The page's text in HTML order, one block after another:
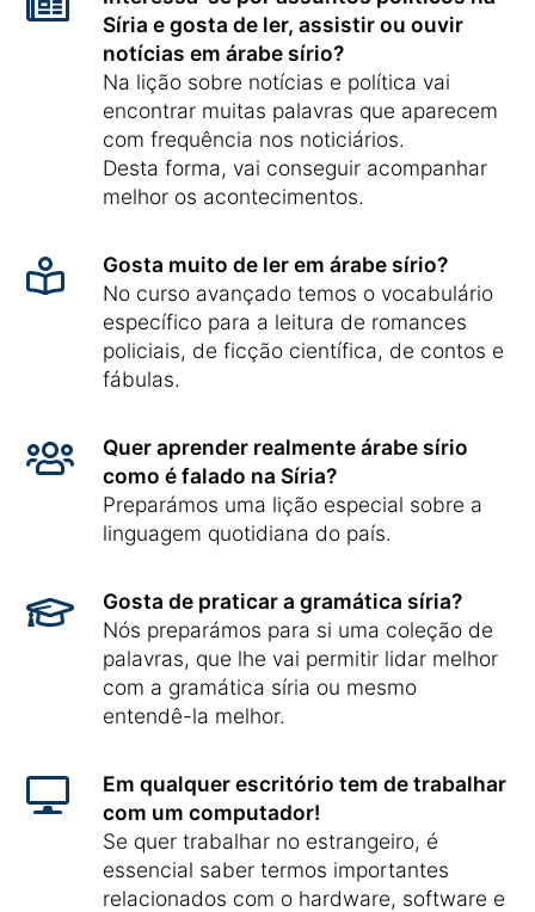
Síria e gosta de ler, assistir ou ouvir
notícias em árabe sírio?
Na lição sobre notícias e política vai
encontrar muitas palavras que aparecem
com frequência nos noticiários.
Desta forma, vai conseguir acompanhar
melhor os acontecimentos.
Gosta muito de ler em árabe sírio?
No curso avançado temos o vocabulário
específico para a leitura de romances
policiais, de ficção científica, de contos e
fábulas.
Quer aprender realmente árabe sírio
como é falado na Síria?
Preparámos uma lição especial sobre a
linguagem quotidiana do país.
Gosta de praticar a gramática síria?
Nós preparámos para si uma coleção de
palavras, que lhe vai permitir lidar melhor
com a gramática síria ou mesmo
entendê-la melhor.
Em qualquer escritório tem de trabalhar
com um computador!
Se quer trabalhar no estrangeiro, é
essencial saber termos importantes
relacionados com o hardware, software e